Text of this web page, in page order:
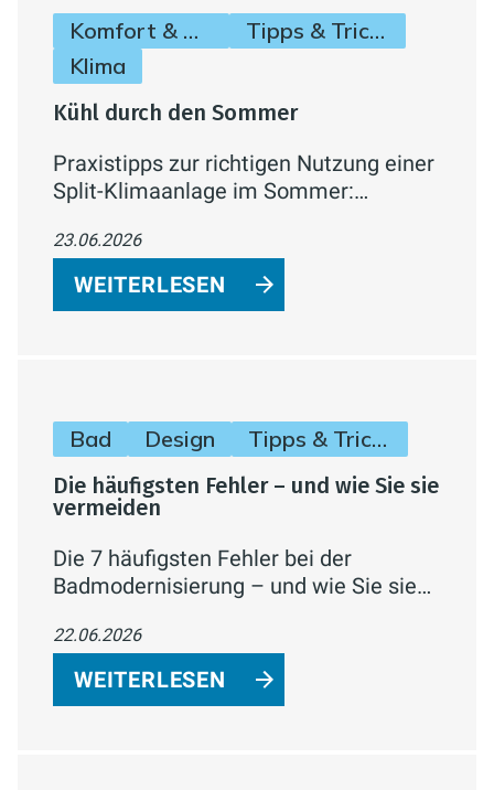
Komfort & Hygiene
Tipps & Tricks
Klima
Kühl durch den Sommer
Praxistipps zur richtigen Nutzung einer
Split-Klimaanlage im Sommer:
Lüftungsverhalten und Effizienzklassen
einfach erklärt.
23.06.2026
WEITERLESEN
Bad Design Tipps & Tricks
Die häufigsten Fehler – und wie Sie sie
vermeiden
Die 7 häufigsten Fehler bei der
Badmodernisierung – und wie Sie sie
Handwerker und verfügbaren
Förderungen von Anfang an vermeiden.
22.06.2026
WEITERLESEN